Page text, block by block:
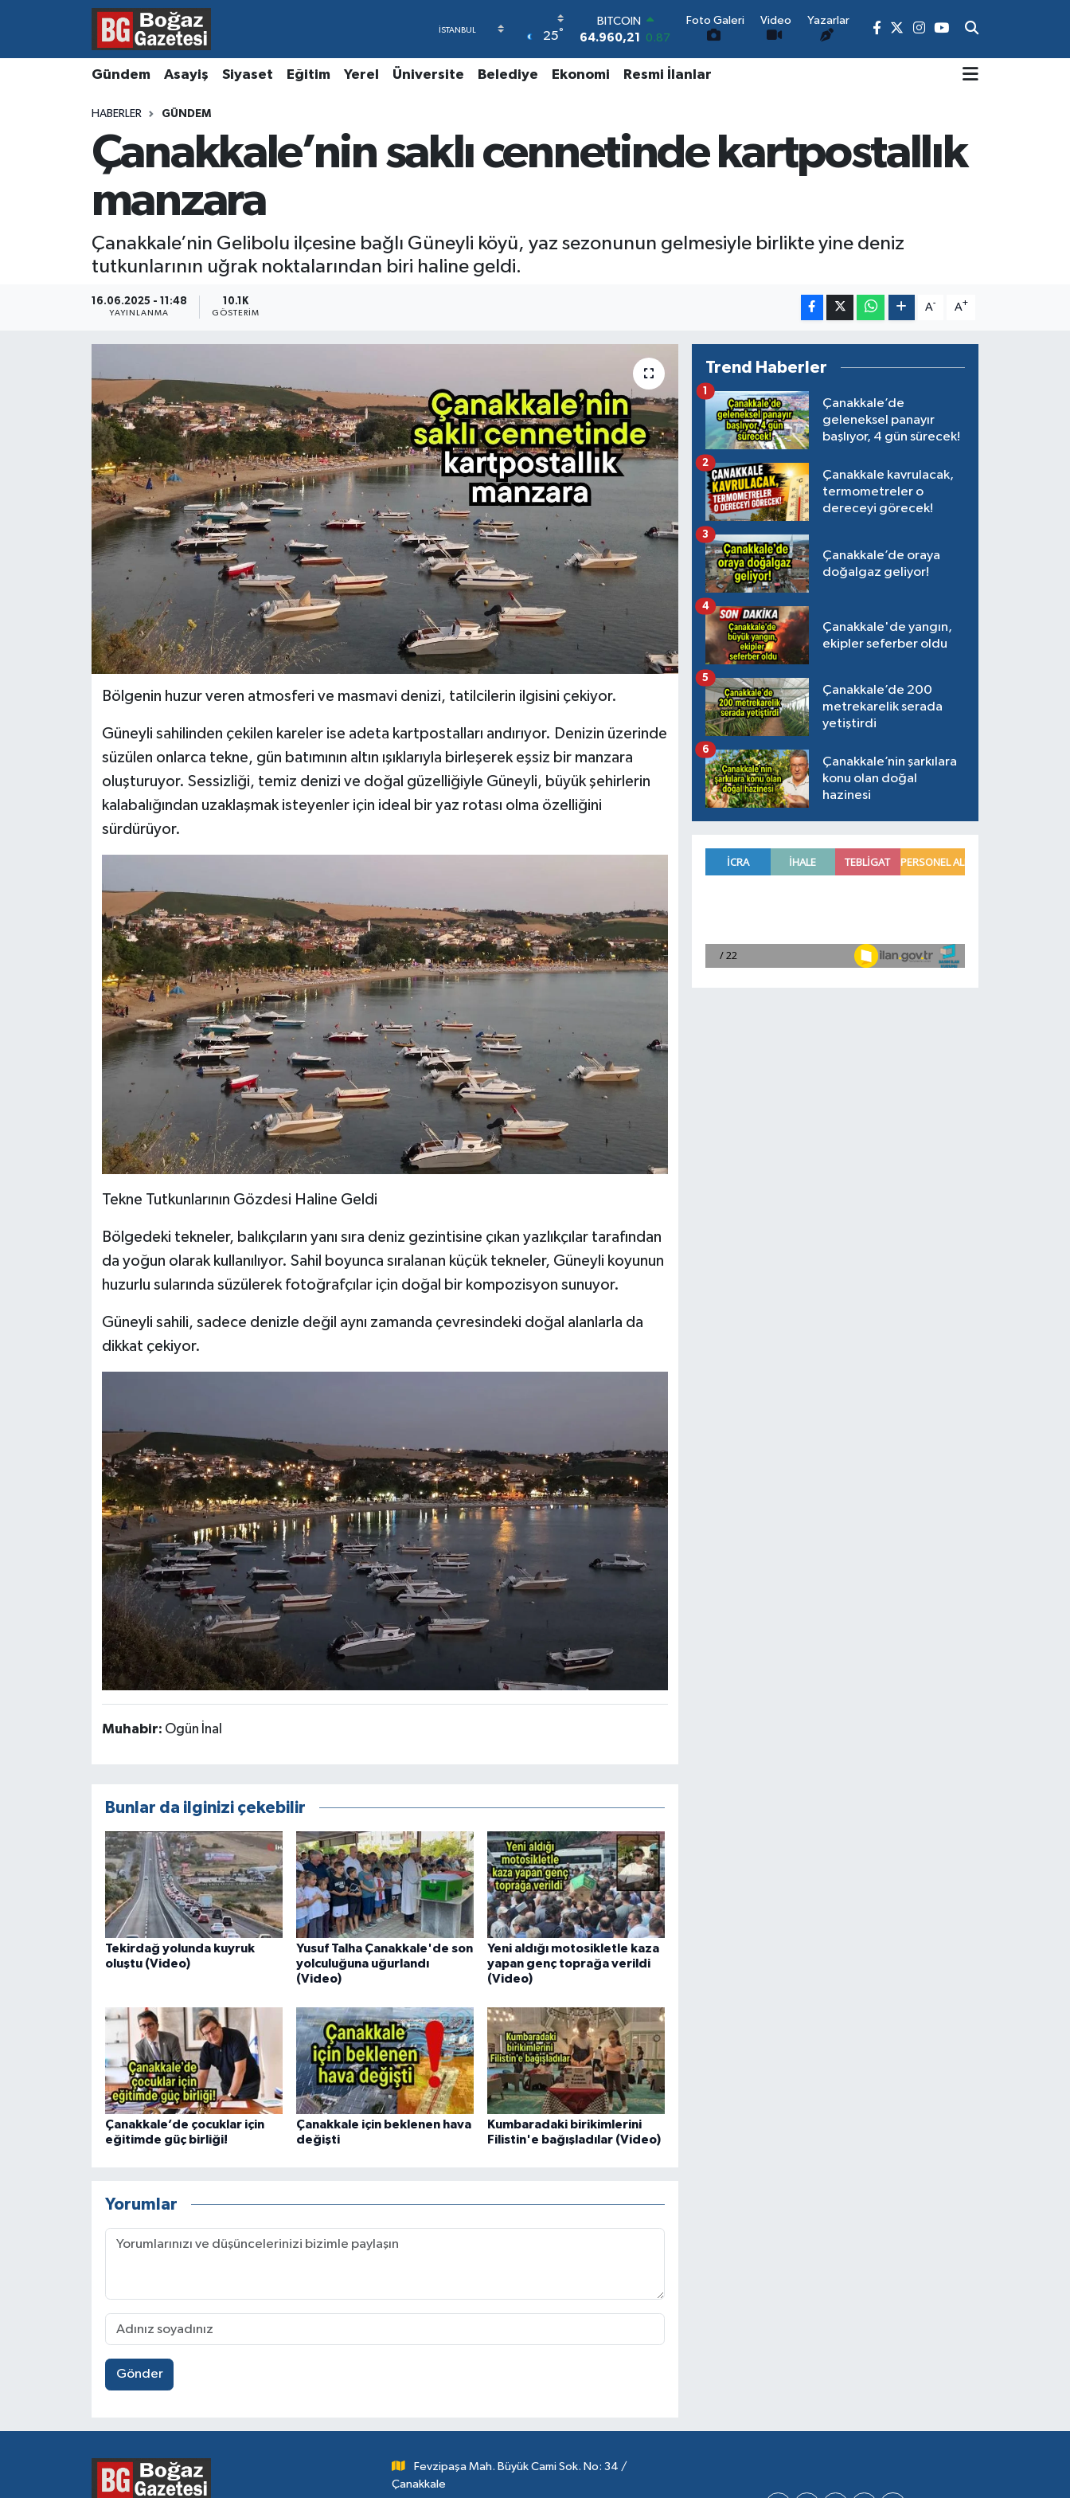
25°
DOLAR
47,7436
0.18
EURO
55,2510 0.32
6648.99
BİST100
Foto Galeri Video Yazarlar
Gündem Asayiş Siyaset Eğitim Yerel Üniversite Belediye Ekonomi Resmi İlanlar
HABERLER GÜNDEM
Çanakkale’nin saklı cennetinde kartpostallık
manzara
Çanakkale’nin Gelibolu ilçesine bağlı Güneyli köyü, yaz sezonunun gelmesiyle birlikte yine deniz
tutkunlarının uğrak noktalarından biri haline geldi.
16.06.2025 - 11:48
YAYINLANMA
10.1K
GÖSTERIM
A- A+
Bölgenin huzur veren atmosferi ve masmavi denizi, tatilcilerin ilgisini çekiyor.
Güneyli sahilinden çekilen kareler ise adeta kartpostalları andırıyor. Denizin üzerinde
süzülen onlarca tekne, gün batımının altın ışıklarıyla birleşerek eşsiz bir manzara
oluşturuyor. Sessizliği, temiz denizi ve doğal güzelliğiyle Güneyli, büyük şehirlerin
kalabalığından uzaklaşmak isteyenler için ideal bir yaz rotası olma özelliğini
sürdürüyor.
Tekne Tutkunlarının Gözdesi Haline Geldi
Bölgedeki tekneler, balıkçıların yanı sıra deniz gezintisine çıkan yazlıkçılar tarafından
da yoğun olarak kullanılıyor. Sahil boyunca sıralanan küçük tekneler, Güneyli koyunun
huzurlu sularında süzülerek fotoğrafçılar için doğal bir kompozisyon sunuyor.
Güneyli sahili, sadece denizle değil aynı zamanda çevresindeki doğal alanlarla da
dikkat çekiyor.
Muhabir: Ogün İnal
Bunlar da ilginizi çekebilir
Tekirdağ yolunda kuyruk
oluştu (Video)
Yusuf Talha Çanakkale'de son
yolculuğuna uğurlandı
(Video)
Yeni aldığı motosikletle kaza
yapan genç toprağa verildi
(Video)
Çanakkale’de çocuklar için
eğitimde güç birliği!
Çanakkale için beklenen hava
değişti
Kumbaradaki birikimlerini
Filistin'e bağışladılar (Video)
Yorumlar
Gönder
Trend Haberler
Çanakkale’de
geleneksel panayır
başlıyor, 4 gün sürecek!
1
Çanakkale kavrulacak,
termometreler o
dereceyi görecek!
2
Çanakkale’de oraya
doğalgaz geliyor!
3
Çanakkale'de yangın,
ekipler seferber oldu
4
Çanakkale’de 200
metrekarelik serada
yetiştirdi
5
Çanakkale’nin şarkılara
konu olan doğal
hazinesi
6
Fevzipaşa Mah. Büyük Cami Sok. No: 34 /
Çanakkale
Asayiş
Ekonomi
Magazin
Resmi İlanlar
Hava Durumu
Süper Lig Puan Durumu ve Fikstür
Haber Arşivi